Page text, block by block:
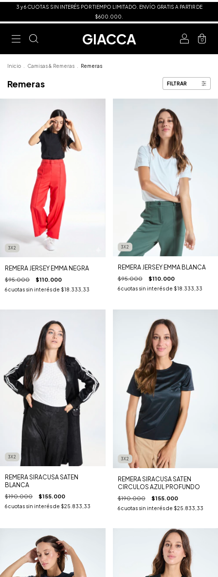
3 y 6 CUOTAS SIN INTERÉS POR TIEMPO LIMITADO. ENVÍO GRATIS A PARTIR DE
$600.000.
GIACCA 0
Inicio Camisas & Remeras Remeras
Remeras FILTRAR
3X2
REMERA JERSEY EMMA NEGRA
$95.000 $110.000
6cuotas sin interés de $18.333,33
3X2
REMERA JERSEY EMMA BLANCA
$95.000 $110.000
6 cuotas sin interés de $18.333,33
3X2
REMERA SIRACUSA SATEN
BLANCA
$190.000 $155.000
6cuotas sin interés de $25.833,33
3X2
REMERA SIRACUSA SATEN
CIRCULOS AZUL PROFUNDO
$190.000 $155.000
6 cuotas sin interés de $25.833,33